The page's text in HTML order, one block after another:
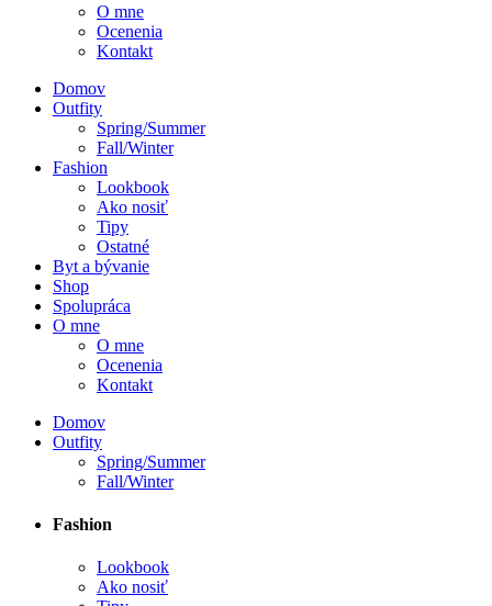
O mne
Ocenenia
Kontakt
Domov
Outfity
Spring/Summer
Fall/Winter
Fashion
Lookbook
Ako nosiť
Tipy
Ostatné
Byt a bývanie
Shop
Spolupráca
O mne
O mne
Ocenenia
Kontakt
Domov
Outfity
Spring/Summer
Fall/Winter
Fashion
Lookbook
Ako nosiť